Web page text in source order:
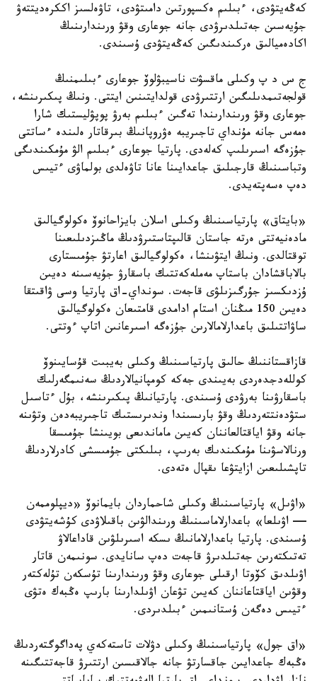
كەڭەيتۋدى، ءبىلىم ەكسپورتىن دامىتۋدى، تاۋەلسىز اككرەديتتەۋ
جۇيەسىن جەتىلدىرۋدى جانە جوعارى وقۋ ورىندارىنىڭ
اكادەميالىق ەركىندىگىن كەڭەيتۋدى ۇسىندى.
ج س د پ وكىلى ماقسۋت ناسيبۋلوۆ جوعارى ءبىلىمنىڭ
قولجەتىمدىلىگىن ارتتىرۋدى قولدايتىنىن ايتتى. ونىڭ پىكىرىنشە،
جوعارى وقۋ ورىندارىندا تەگىن ءبىلىم بەرۋ پوپۋليستىك شارا
ەمەس جانە مۇنداي تاجىريبە ەۋروپانىڭ بىرقاتار ەلىندە ءساتتى
جۇزەگە اسىرىلىپ كەلەدى. پارتيا جوعارى ءبىلىم الۋ مۇمكىندىگى
وتباسىنىڭ قارجىلىق جاعدايىنا عانا تاۋەلدى بولماۋى ءتيىس
دەپ ەسەپتەيدى.
«بايتاق» پارتياسىنىڭ وكىلى اسلان بايزاحانوۆ ەكولوگيالىق
مادەنيەتتى ەرتە جاستان قالىپتاستىرۋدىڭ ماڭىزدىلىعىنا
توقتالدى. ونىڭ ايتۋىنشا، ەكولوگيالىق اعارتۋ جۇمىستارى
بالاباقشادان باستاپ مەملەكەتتىك باسقارۋ جۇيەسىنە دەيىن
ۇزدىكسىز جۇرگىزىلۋى قاجەت. سونداي-اق پارتيا وسى ۋاقىتقا
دەيىن 150 مىڭنان استام ادامدى قامتىعان ەكولوگيالىق
ساۋاتتىلىق باعدارلامالارىن جۇزەگە اسىرعانىن اتاپ ءوتتى.
قازاقستاننىڭ حالىق پارتياسىنىڭ وكىلى بەيبىت قۇسايىنوۆ
كوللەدجدەردى بەيىندى جەكە كومپانيالاردىڭ سەنىمگەرلىك
باسقارۋىنا بەرۋدى ۇسىندى. پارتيانىڭ پىكىرىنشە، بۇل ءتاسىل
ستۋدەنتتەردىڭ وقۋ بارىسىندا وندىرىستىك تاجىريبەدەن وتۋىنە
جانە وقۋ اياقتالعاننان كەيىن ماماندىعى بويىنشا جۇمىسقا
ورنالاسۋىنا مۇمكىندىك بەرىپ، بىلىكتى جۇمىسشى كادرلاردىڭ
تاپشىلىعىن ازايتۋعا ىقپال ەتەدى.
«اۋىل» پارتياسىنىڭ وكىلى شاحماردان بايمانوۆ «ديپلوممەن
— اۋىلعا» باعدارلاماسىنىڭ ورىندالۋىن باقىلاۋدى كۇشەيتۋدى
ۇسىندى. پارتيا باعدارلامانىڭ ىسكە اسىرىلۋىن قاداعالاۋ
تەتىكتەرىن جەتىلدىرۋ قاجەت دەپ سانايدى. سونىمەن قاتار
اۋىلدىق كۆوتا ارقىلى جوعارى وقۋ ورىندارىنا تۇسكەن تۇلەكتەر
وقۋىن اياقتاعاننان كەيىن تۋعان اۋىلدارىنا بارىپ ەڭبەك ەتۋى
ءتيىس دەگەن ۇستانىمىن ءبىلدىردى.
«اق جول» پارتياسىنىڭ وكىلى دۋلات تاستەكەي پەداگوگتەردىڭ
ەڭبەك جاعدايىن جاقسارتۋ جانە جالاقىسىن ارتتىرۋ قاجەتتىگىنە